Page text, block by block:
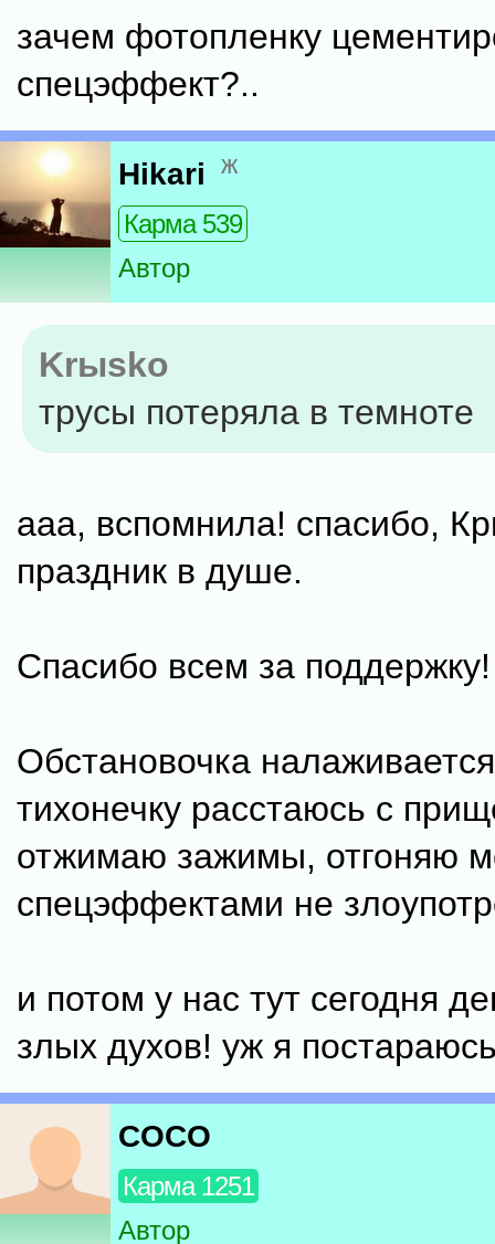
зачем фотопленку
спецэффект?..
Hikari ж
Карма 539
Автор
Krыsko
трусы потеряла в темноте
ааа, вспомнила! спасибо,
праздник в душе.
Спасибо всем за поддержку!
Обстановочка
тихонечку расстаюсь с
отжимаю зажимы, отгоняю
спецэффектами не
и потом у нас тут сегодня
злых духов! уж я
COCO
Карма 1251
Автор